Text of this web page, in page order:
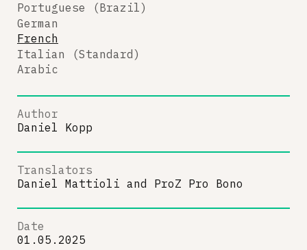
Portuguese (Brazil)
German
French
Italian (Standard)
Arabic
Author
Daniel Kopp
Translators
Daniel Mattioli and ProZ Pro Bono
Date
01.05.2025